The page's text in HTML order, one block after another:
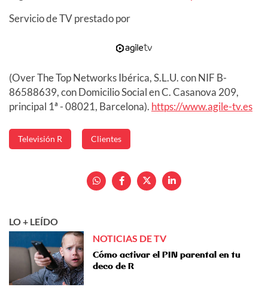
Servicio de TV prestado por
(Over The Top Networks Ibérica, S.L.U. con NIF B-
86588639, con Domicilio Social en C. Casanova 209,
principal 1ª - 08021, Barcelona). https://www.agile-tv.es
Televisión R Clientes
LO + LEÍDO
NOTICIAS DE TV
Cómo activar el PIN parental en tu
deco de R